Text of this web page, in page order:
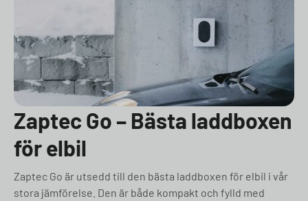
Zaptec Go – Bästa laddboxen
för elbil
Zaptec Go är utsedd till den bästa laddboxen för elbil i vår
stora jämförelse. Den är både kompakt och fylld med